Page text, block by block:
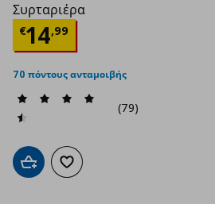
Συρταριέρα
€14,99
Τρέχουσα τιμή
70 πόντους ανταμοιβής
(79)
Προσθήκη στο καλάθι
Προσθήκη στα αγαπημένα